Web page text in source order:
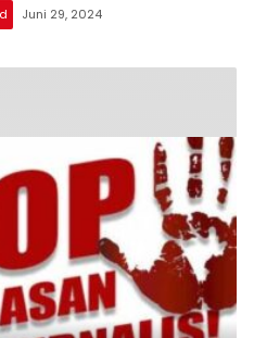
Juni 29, 2024